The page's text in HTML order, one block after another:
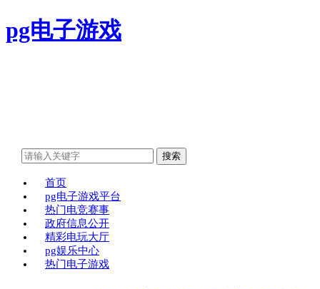
pg电子游戏
首页
pg电子游戏平台
热门电竞赛事
政府信息公开
精彩电玩大厅
pg娱乐中心
热门电子游戏